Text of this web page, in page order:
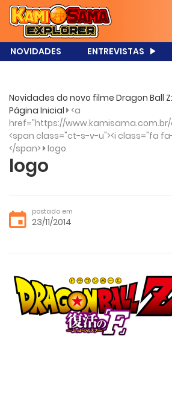
NOVIDADES ENTREVISTAS
Novidades do novo filme Dragon Ball
Página Inicial <a
href="https://www.kamisama.com.br/
<span class="ct-s-v-u"><i class="fa
</span> logo
logo
postado em
23/11/2014